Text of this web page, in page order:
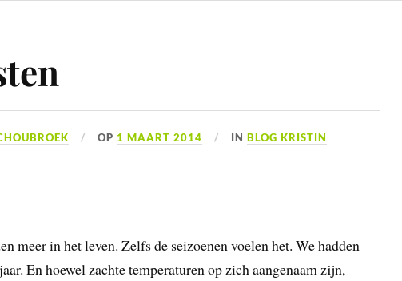
OP 1 MAART 2014 INBLOG KRISTIN
meer in het leven. Zelfs de seizoenen voelen het. We hadden
En hoewel zachte temperaturen op zich aangenaam zijn,